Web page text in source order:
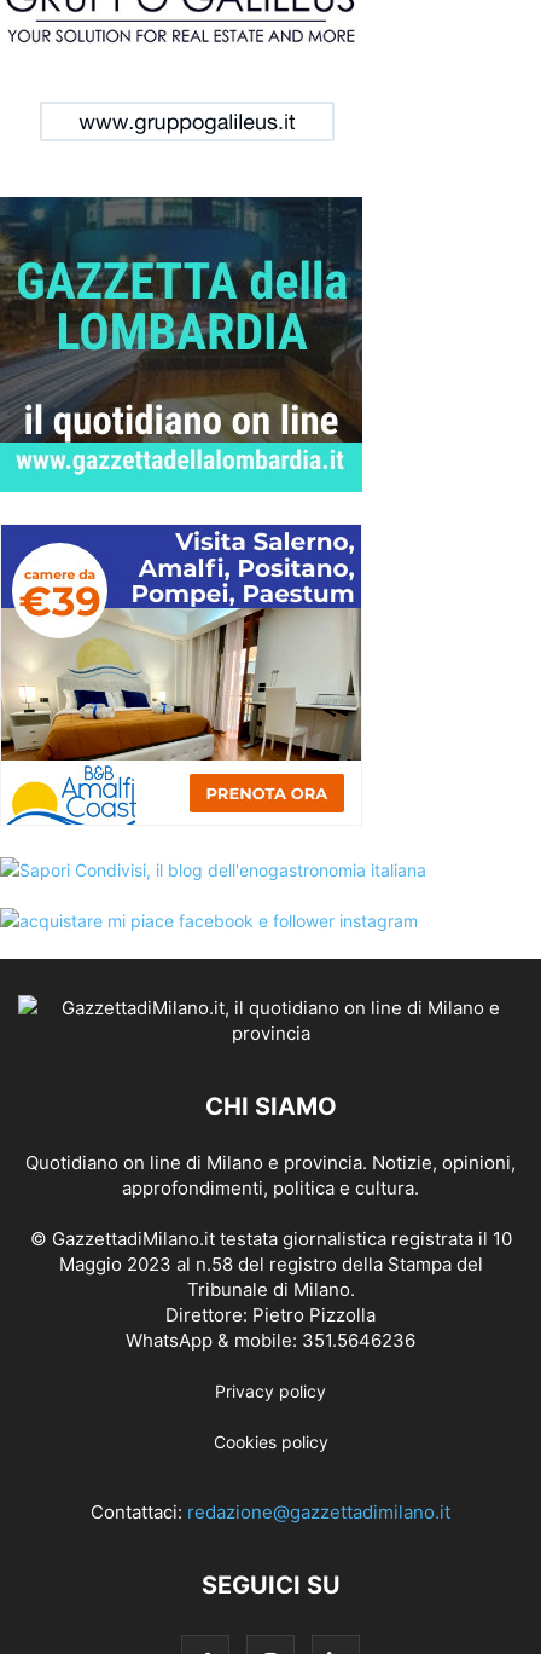
CHI SIAMO
Quotidiano on line di Milano e provincia. Notizie, opinioni,
approfondimenti, politica e cultura.
© GazzettadiMilano.it testata giornalistica registrata il 10
Maggio 2023 al n.58 del registro della Stampa del
Tribunale di Milano.
Direttore: Pietro Pizzolla
WhatsApp & mobile: 351.5646236
Privacy policy
Cookies policy
Contattaci: redazione@gazzettadimilano.it
SEGUICI SU